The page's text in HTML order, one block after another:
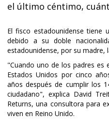
el último céntimo,
El fisco estadounidense tiene
debido a su doble
estadounidense, por su madre,
"Cuando uno de los padres es
Estados Unidos por cinco
años después de cumplir los
ciudadano", explica David
Returns, una consultora para
viven en Reino Unido.